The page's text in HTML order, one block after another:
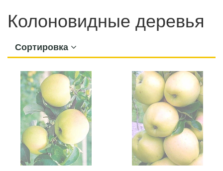
Колоновидные деревья
Сортировка